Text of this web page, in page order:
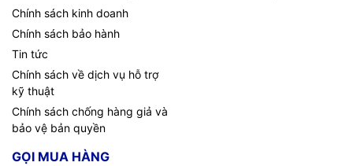
Chính sách kinh doanh
Chính sách bảo hành
Tin tức
Chính sách về dịch vụ hỗ trợ
kỹ thuật
Chính sách chống hàng giả và
bảo vệ bản quyền
GỌI MUA HÀNG